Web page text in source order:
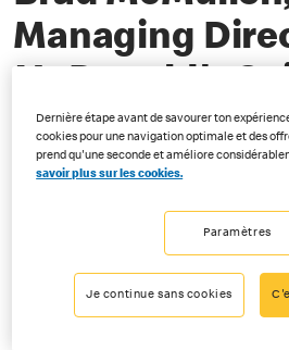
Managing
01.06.2026
Dernière étape avant de savourer ton
cookies pour une navigation optimale et des
prend qu'une seconde et améliore
savoir plus sur les cookies.
Paramètres
Je continue sans cookies